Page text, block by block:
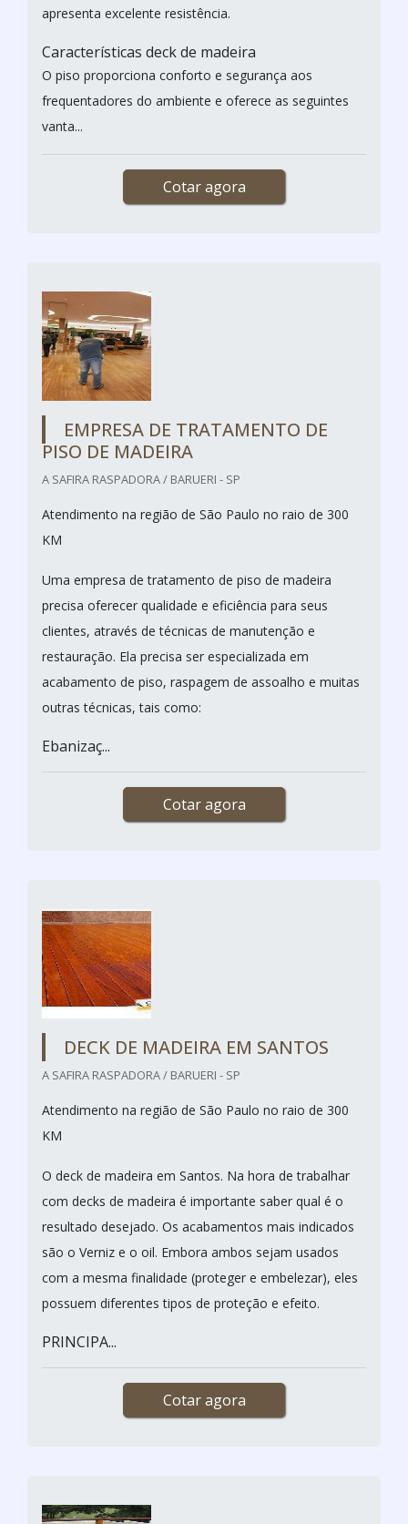
apresenta excelente resistência.
Características deck de madeira
O piso proporciona conforto e segurança aos
frequentadores do ambiente e oferece as seguintes
vanta...
Cotar agora
EMPRESA DE TRATAMENTO DE
PISO DE MADEIRA
A SAFIRA RASPADORA / BARUERI - SP
Atendimento na região de São Paulo no raio de 300
KM
Uma empresa de tratamento de piso de madeira
precisa oferecer qualidade e eficiência para seus
clientes, através de técnicas de manutenção e
restauração. Ela precisa ser especializada em
acabamento de piso, raspagem de assoalho e muitas
outras técnicas, tais como:
Ebanizaç...
Cotar agora
DECK DE MADEIRA EM SANTOS
A SAFIRA RASPADORA / BARUERI - SP
Atendimento na região de São Paulo no raio de 300
KM
O deck de madeira em Santos. Na hora de trabalhar
com decks de madeira é importante saber qual é o
resultado desejado. Os acabamentos mais indicados
são o Verniz e o oil. Embora ambos sejam usados
com a mesma finalidade (proteger e embelezar), eles
possuem diferentes tipos de proteção e efeito.
PRINCIPA...
Cotar agora